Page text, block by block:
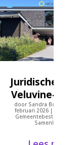
Juridische fout
Veluvine-
door Sandra Bonestroo
februari 2026 |
Gemeentebestuur
Samenleving